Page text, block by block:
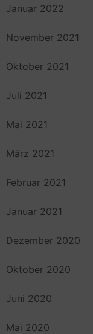
Januar 2022
November 2021
Oktober 2021
Juli 2021
Mai 2021
März 2021
Februar 2021
Januar 2021
Dezember 2020
Oktober 2020
Juni 2020
Mai 2020